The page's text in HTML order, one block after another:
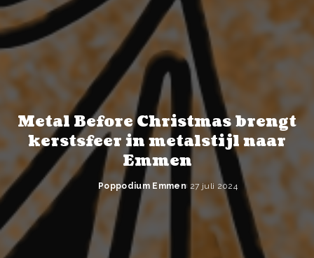
Metal Before Christmas brengt
kerstsfeer in metalstijl naar
Emmen
Posted
Poppodium Emmen 27 juli 2024